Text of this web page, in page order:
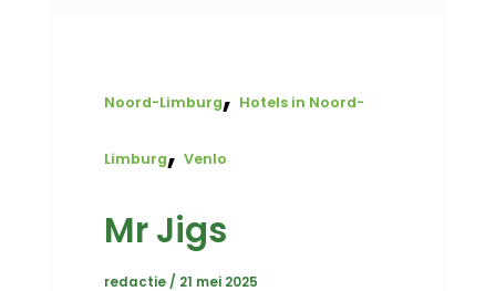
Noord-Limburg, Hotels in Noord-
Limburg,Venlo
Mr Jigs
redactie / 21 mei 2025